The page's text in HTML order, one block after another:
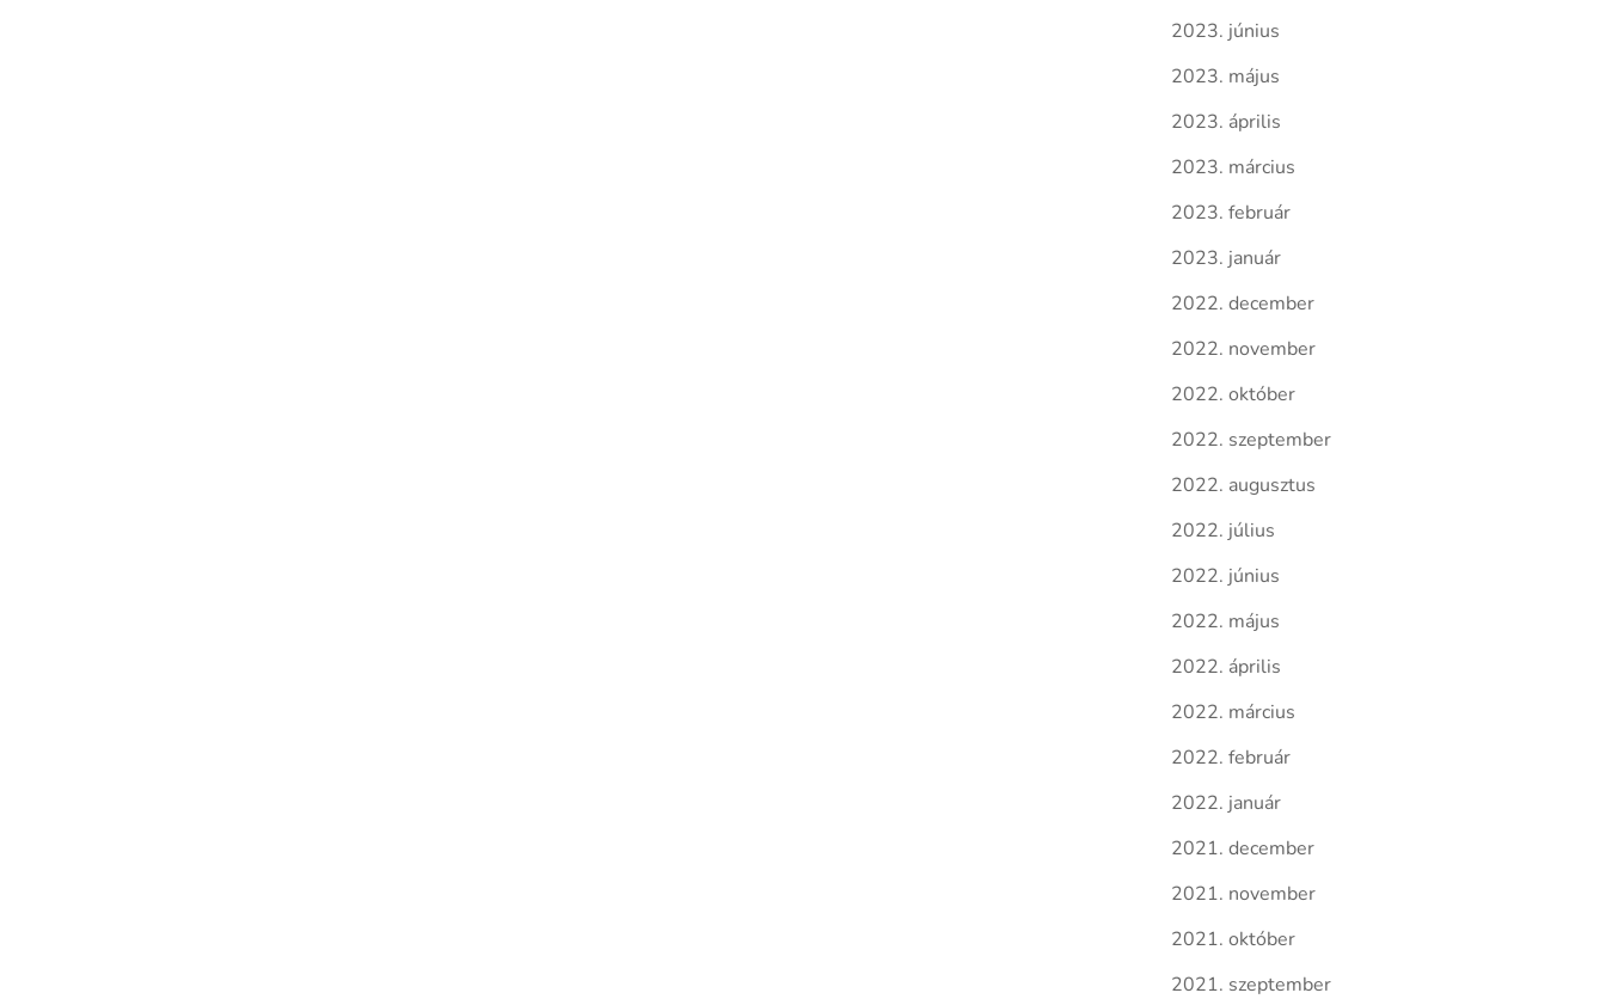
2023. június
2023. május
2023. április
2023. március
2023. február
2023. január
2022. december
2022. november
2022. október
2022. szeptember
2022. augusztus
2022. július
2022. június
2022. május
2022. április
2022. március
2022. február
2022. január
2021. december
2021. november
2021. október
2021. szeptember